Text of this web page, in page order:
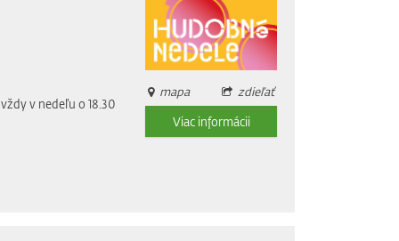
v nedeľu o 18.30
mapa
zdieľať
Viac informácii